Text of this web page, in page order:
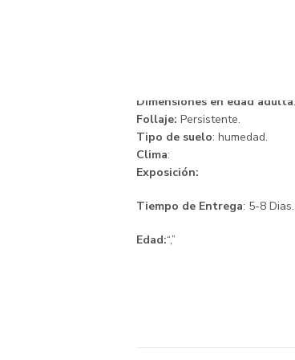
Dimensiones en edad adulta
Follaje: Persistente.
Tipo de suelo: humedad.
Clima:
Exposición:
Tiempo de Entrega: 5-8 Dias.
Edad:“,”